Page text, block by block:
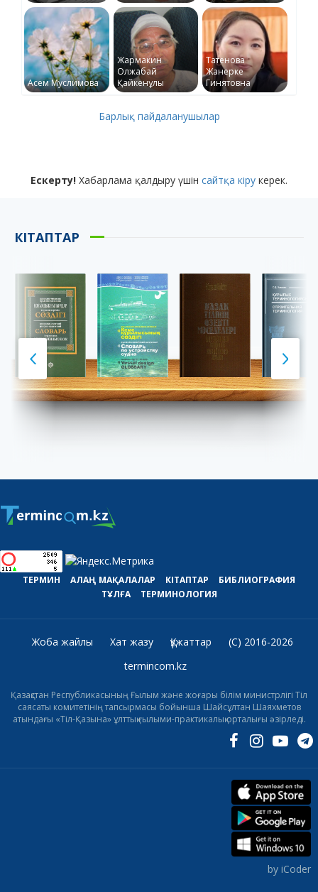
Асем Муслимова
Жармакин
Олжабай
Қайкенұлы
Татенова
Жанерке
Гинятовна
Барлық пайдаланушылар
Ескерту! Хабарлама қалдыру үшін сайтқа кіру керек.
КІТАПТАР
ТЕРМИН АЛАҢ МАҚАЛАЛАР КІТАПТАР
БИБЛИОГРАФИЯ
ТҰЛҒА
ТЕРМИНОЛОГИЯ
Жоба жайлы Хат жазу Құжаттар
(C) 2016-2026
termincom.kz
Қазақстан Республикасының Ғылым және жоғары білім министрлігі Тіл
саясаты комитетінің тапсырмасы бойынша Шайсұлтан Шаяхметов
атындағы «Тіл-Қазына» ұлттық ғылыми-практикалық орталығы әзірледі.
by iCoder